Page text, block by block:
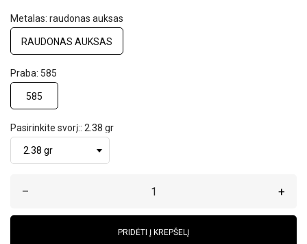
Metalas: raudonas auksas
RAUDONAS AUKSAS
Praba: 585
585
Pasirinkite svorį:: 2.38 gr
– +
PRIDĖTI Į KREPŠELĮ